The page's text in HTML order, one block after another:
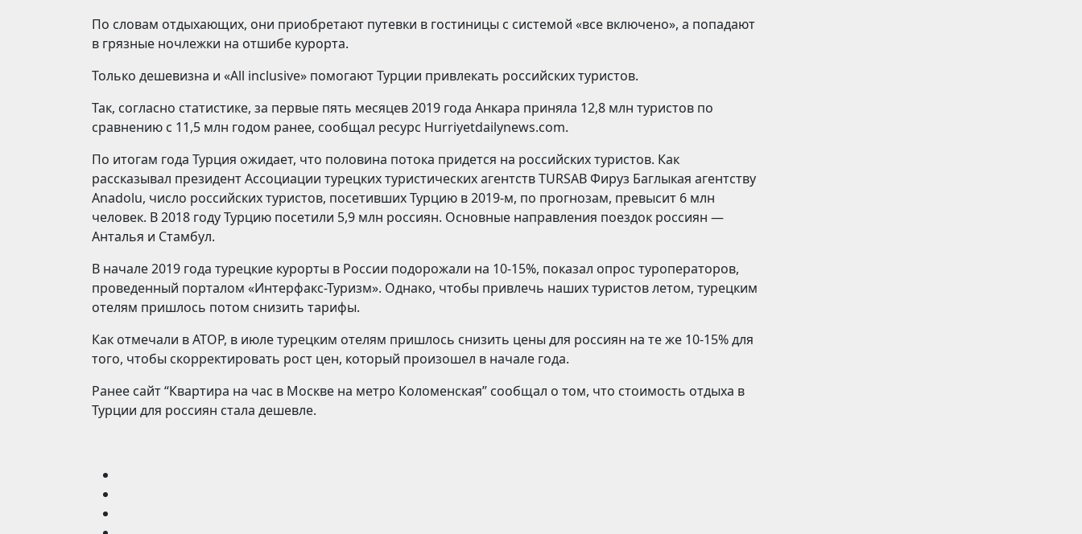
По словам отдыхающих, они приобретают путевки в гостиницы с системой «все включено», а попадают
в грязные ночлежки на отшибе курорта.
Только дешевизна и «All inclusive» помогают Турции привлекать российских туристов.
Так, согласно статистике, за первые пять месяцев 2019 года Анкара приняла 12,8 млн туристов по
сравнению с 11,5 млн годом ранее, сообщал ресурс Hurriyetdailynews.com.
По итогам года Турция ожидает, что половина потока придется на российских туристов. Как
рассказывал президент Ассоциации турецких туристических агентств TURSAB Фируз Баглыкая агентству
Anadolu, число российских туристов, посетивших Турцию в 2019-м, по прогнозам, превысит 6 млн
человек. В 2018 году Турцию посетили 5,9 млн россиян. Основные направления поездок россиян —
Анталья и Стамбул.
В начале 2019 года турецкие курорты в России подорожали на 10-15%, показал опрос туроператоров,
проведенный порталом «Интерфакс-Туризм». Однако, чтобы привлечь наших туристов летом, турецким
отелям пришлось потом снизить тарифы.
Как отмечали в АТОР, в июле турецким отелям пришлось снизить цены для россиян на те же 10-15% для
того, чтобы скорректировать рост цен, который произошел в начале года.
Ранее сайт “Квартира на час в Москве на метро Коломенская” сообщал о том, что стоимость отдыха в
Турции для россиян стала дешевле.